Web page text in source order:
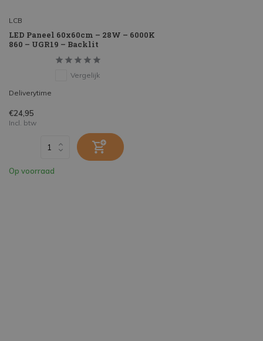
LCB
LED Paneel 60x60cm – 28W – 6000K
860 – UGR19 – Backlit
Vergelijk
Deliverytime
€24,95
Incl. btw
Op voorraad